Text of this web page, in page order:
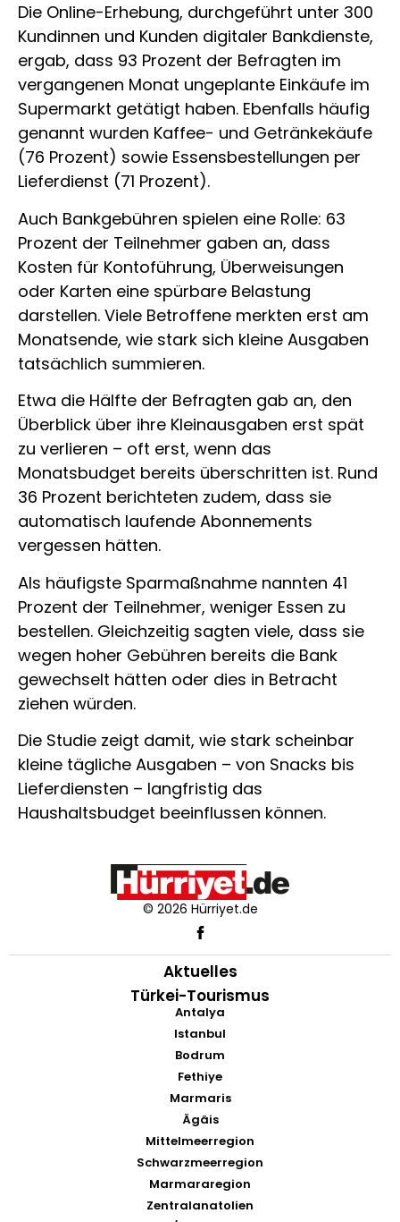
Die Online-Erhebung, durchgeführt unter 300
Kundinnen und Kunden digitaler Bankdienste,
ergab, dass 93 Prozent der Befragten im
vergangenen Monat ungeplante Einkäufe im
Supermarkt getätigt haben. Ebenfalls häufig
genannt wurden Kaffee- und Getränkekäufe
(76 Prozent) sowie Essensbestellungen per
Lieferdienst (71 Prozent).
Auch Bankgebühren spielen eine Rolle: 63
Prozent der Teilnehmer gaben an, dass
Kosten für Kontoführung, Überweisungen
oder Karten eine spürbare Belastung
darstellen. Viele Betroffene merkten erst am
Monatsende, wie stark sich kleine Ausgaben
tatsächlich summieren.
Etwa die Hälfte der Befragten gab an, den
Überblick über ihre Kleinausgaben erst spät
zu verlieren – oft erst, wenn das
Monatsbudget bereits überschritten ist. Rund
36 Prozent berichteten zudem, dass sie
automatisch laufende Abonnements
vergessen hätten.
Als häufigste Sparmaßnahme nannten 41
Prozent der Teilnehmer, weniger Essen zu
bestellen. Gleichzeitig sagten viele, dass sie
wegen hoher Gebühren bereits die Bank
gewechselt hätten oder dies in Betracht
ziehen würden.
Die Studie zeigt damit, wie stark scheinbar
kleine tägliche Ausgaben – von Snacks bis
Lieferdiensten – langfristig das
Haushaltsbudget beeinflussen können.
© 2026 Hürriyet.de
Aktuelles
Türkei-Tourismus
Antalya
Istanbul
Bodrum
Fethiye
Marmaris
Ägäis
Mittelmeerregion
Schwarzmeerregion
Marmararegion
Zentralanatolien